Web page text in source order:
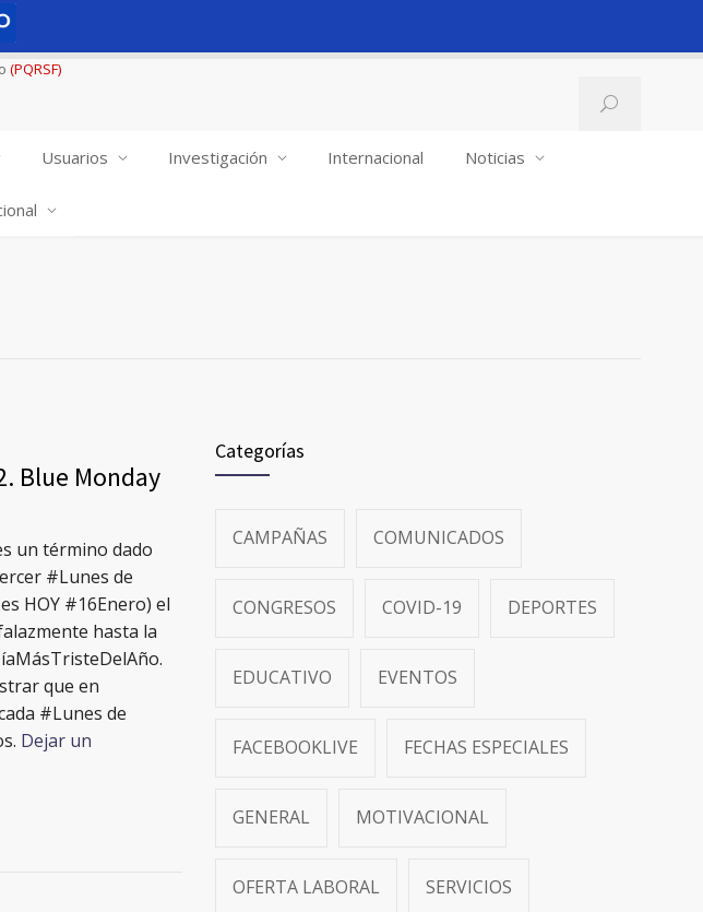
(PQRSF)
Usuarios Investigación Internacional Noticias
Blue Monday
un término dado
#Lunes de
HOY #16Enero) el
hasta la
que en
#Lunes de
Dejar un
Categorías
CAMPAÑAS COMUNICADOS
CONGRESOS COVID-19 DEPORTES
EDUCATIVO EVENTOS
FACEBOOKLIVE FECHAS ESPECIALES
GENERAL MOTIVACIONAL
OFERTA LABORAL SERVICIOS